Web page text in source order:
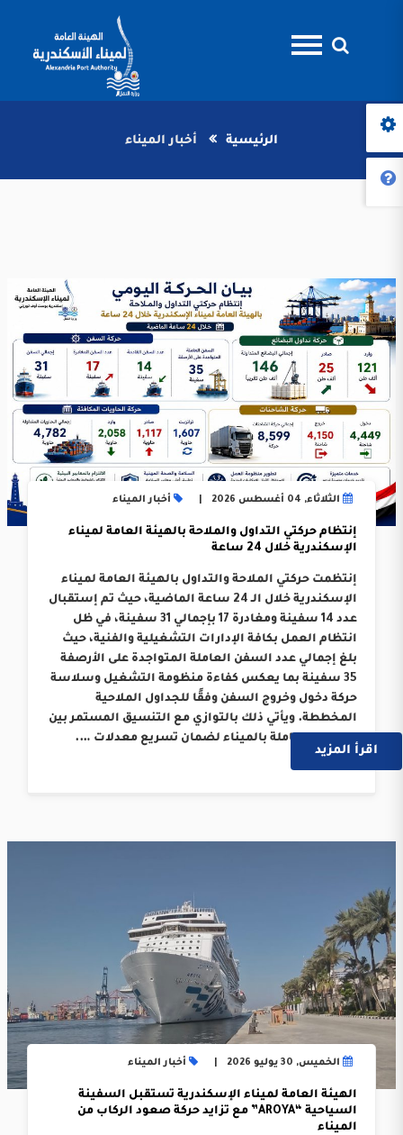
الرئيسية أخبار الميناء
الثلاثاء, 04 أغسطس 2026 أخبار الميناء
إنتظام حركتي التداول والملاحة بالهيئة العامة لميناء
الإسكندرية خلال 24 ساعة
إنتظمت حركتي الملاحة والتداول بالهيئة العامة لميناء
الإسكندرية خلال الـ 24 ساعة الماضية، حيث تم إستقبال
عدد 14 سفينة ومغادرة 17 بإجمالي 31 سفينة، في ظل
انتظام العمل بكافة الإدارات التشغيلية والفنية، حيث
بلغ إجمالي عدد السفن العاملة المتواجدة على الأرصفة
35 سفينة بما يعكس كفاءة منظومة التشغيل وسلاسة
حركة دخول وخروج السفن وفقًا للجداول الملاحية
المخططة. ويأتي ذلك بالتوازي مع التنسيق المستمر بين
الجهات العاملة بالميناء لضمان تسريع معدلات ….
اقرأ المزيد
الخميس, 30 يوليو 2026 أخبار الميناء
الهيئة العامة لميناء الإسكندرية تستقبل السفينة
السياحية “AROYA” مع تزايد حركة صعود الركاب من
الميناء